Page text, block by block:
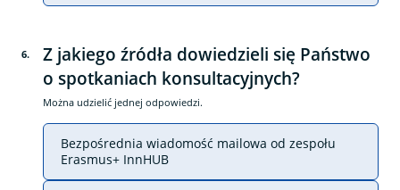
6.
Z jakiego źródła dowiedzieli się Państwo
o spotkaniach konsultacyjnych?
Można udzielić jednej odpowiedzi.
Bezpośrednia wiadomość mailowa od zespołu
Erasmus+ InnHUB